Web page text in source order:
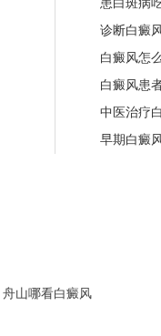
患白斑病
诊断白癜
白癜风怎
白癜风患
中医治疗
早期白癜
舟山哪看白癜风